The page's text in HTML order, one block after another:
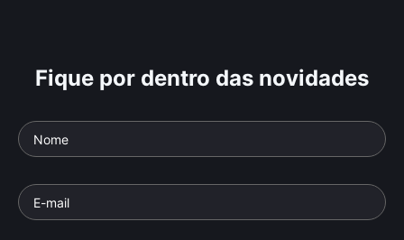
Fique por dentro das novidades